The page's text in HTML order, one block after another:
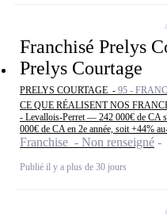
Franchisé Prelys
Prelys Courtage
PRELYS COURTAGE - 95 -
CE QUE RÉALISENT NOS
- Levallois-Perret — 242 000€ de CA
000€ de CA en 2e année, soit +44% au-
Franchise - Non renseigné
Publié il y a plus de 30 jours